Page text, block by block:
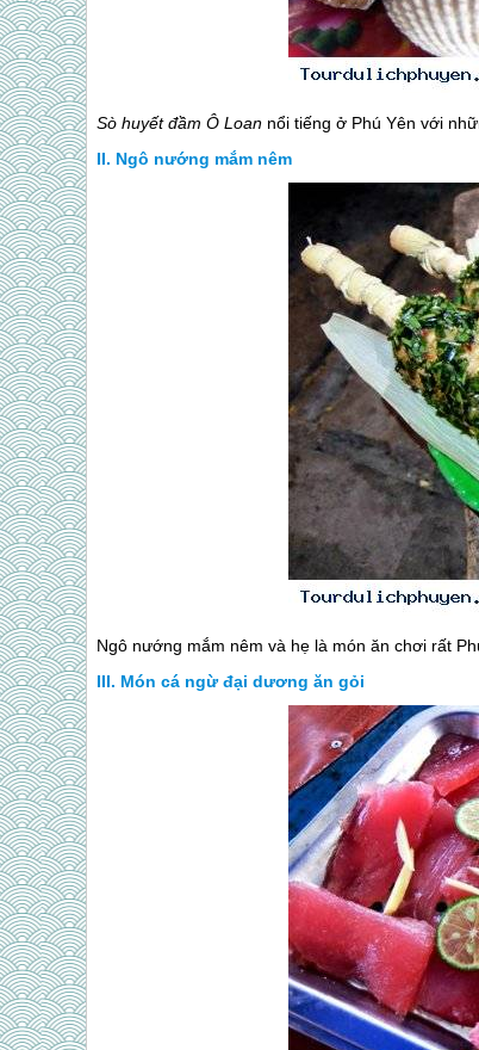
Sò huyết đầm Ô Loan nổi tiếng ở Phú Yên với
Ngô nướng mắm nêm
Ngô nướng mắm nêm và hẹ là món ăn chơi rất
Món cá ngừ đại dương ăn gỏi